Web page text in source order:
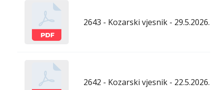
2643 - Kozarski vjesnik - 29.5.2026.
2642 - Kozarski vjesnik - 22.5.2026.